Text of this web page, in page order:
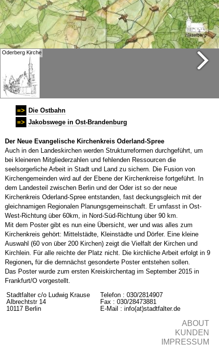
Oderberg Kirche
Niederfinow Kirche
Neuküstrinchen Kirche
Friedersdorf Kirche 2
Reitwein Kirchruine
=>
Die Ostbahn
=> Jakobswege in Ost-Brandenburg
Der Neue Evangelische Kirchenkreis Oderland-Spree
Auch in den Landeskirchen werden Strukturreformen durchgeführt, um
bei kleineren Mitgliederzahlen und fehlenden Ressourcen die
seelsorgerliche Arbeit in Stadt und Land zu sichern. Die Fusion von
Kirchengemeinden wird auf der Ebene der Kirchenkreise fortgeführt. In
dem Landesteil zwischen Berlin und der Oder ist so der neue
Kirchenkreis Oderland-Spree entstanden, fast deckungsgleich mit der
gleichnamigen Regionalen Planungsgemeinschaft. Er umfasst in Ost-
West-Richtung über 60km, in Nord-Süd-Richtung über 90 km.
Mit dem Poster gibt es nun eine Übersicht, wer und was alles zum
Kirchenkreis gehört: Mittelstädte, Kleinstädte und Dörfer. Eine kleine
Auswahl (60 von über 200 Kirchen) zeigt die Vielfalt der Kirchen und
Kirchlein. Für alle reichte der Platz nicht. Die kirchliche Arbeit erfolgt in 9
Regionen, für die demnächst gesonderte Poster entstehen sollen.
Das Poster wurde zum ersten Kreiskirchentag im September 2015 in
Frankfurt/O vorgestellt.
Stadtfalter c/o Ludwig Krause
Albrechtstr 14
10117 Berlin
Telefon : 030/2814907
Fax : 030/28473881
E-Mail : info(at)stadtfalter.de
ABOUT
KUNDEN
IMPRESSUM